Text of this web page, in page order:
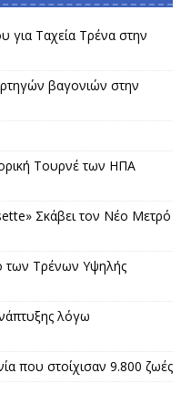
Ταχεία Τρένα στην
βαγονιών στην
Τουρνέ των ΗΠΑ
Σκάβει τον Νέο Μετρό
των Τρένων Υψηλής
λόγω
που στοίχισαν 9.800 ζωές